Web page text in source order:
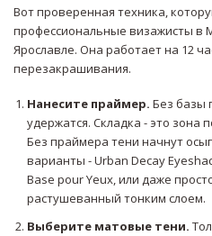
Вот проверенная техника,
профессиональные визажисты в
Ярославле. Она работает на 12
перезакрашивания.
Нанесите праймер. Без базы
удержатся. Складка - это зона
Без праймера тени начнут
варианты - Urban Decay
Base pour Yeux, или даже
растушеванный тонким слоем.
Выберите матовые тени.